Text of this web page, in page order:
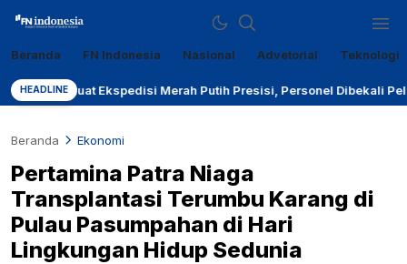
fn-indonesia.com
Sumber Referensi Terpercaya
Beranda FN Indonesia Nasional Advetorial Teknologi
HEADLINE
Ekspedisi Merah Putih Presisi, Personel Dibekali Pelatihan
Beranda Ekonomi
Pertamina Patra Niaga
Transplantasi Terumbu Karang di
Pulau Pasumpahan di Hari
Lingkungan Hidup Sedunia